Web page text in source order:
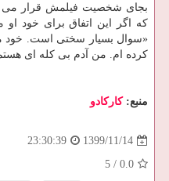
بجای شخصیت فیلمش قرار
که اگر این اتفاق برای خود
«سوال بسیار سختی است.
کرده ام. من آدم بی کله ای هستم
منبع:كاركادو
1399/11/14
23:30:39
0.0
/
5